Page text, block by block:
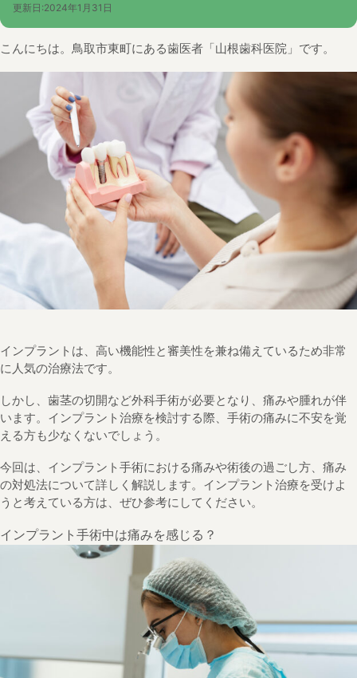
更新日:2024年1月31日
こんにちは。鳥取市東町にある歯医者「山根歯科医院」です。
インプラントは、高い機能性と審美性を兼ね備えているため非常
に人気の治療法です。
しかし、歯茎の切開など外科手術が必要となり、痛みや腫れが伴
います。インプラント治療を検討する際、手術の痛みに不安を覚
える方も少なくないでしょう。
今回は、インプラント手術における痛みや術後の過ごし方、痛み
の対処法について詳しく解説します。インプラント治療を受けよ
うと考えている方は、ぜひ参考にしてください。
インプラント手術中は痛みを感じる？